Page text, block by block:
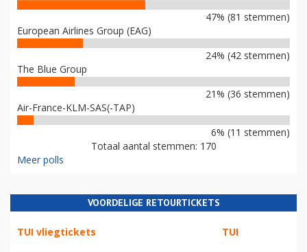
47% (81 stemmen)
European Airlines Group (EAG)
24% (42 stemmen)
The Blue Group
21% (36 stemmen)
Air-France-KLM-SAS(-TAP)
6% (11 stemmen)
Totaal aantal stemmen: 170
Meer polls
VOORDELIGE RETOURTICKETS
TUI vliegtickets TUI